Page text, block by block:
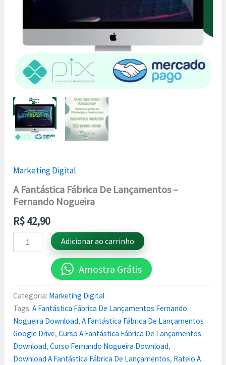
Marketing Digital
A Fantástica Fábrica De Lançamentos –
Fernando Nogueira
R$42,90
Adicionar ao carrinho
Amostra Grátis
Categoria: Marketing Digital
Tags:A Fantástica Fábrica De Lançamentos Fernando
Nogueira Download,A Fantástica Fábrica De Lançamentos
Google Drive,Curso A Fantástica Fábrica De Lançamentos
Download,Curso Fernando Nogueira Download,
Download A Fantástica Fábrica De Lançamentos, Rateio A